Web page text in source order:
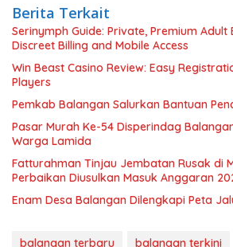
Berita Terkait
Serinymph Guide: Private, Premium Adult
Discreet Billing and Mobile Access
Win Beast Casino Review: Easy
Players
Pemkab Balangan Salurkan Bantuan
Pasar Murah Ke-54 Disperindag
Warga Lamida
Fatturahman Tinjau Jembatan Rusak di
Perbaikan Diusulkan Masuk Anggaran
Enam Desa Balangan Dilengkapi Peta
balangan terbaru balangan terkini